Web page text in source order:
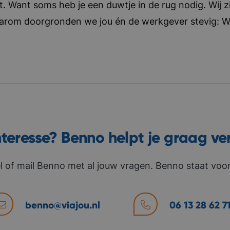
Want soms heb je een duwtje in de rug nodig. Wij
doorgronden we jou én de werkgever stevig:
Benno helpt je graag
of mail Benno met al jouw vragen. Benno staat
benno@viajou.nl 06 13 28 62